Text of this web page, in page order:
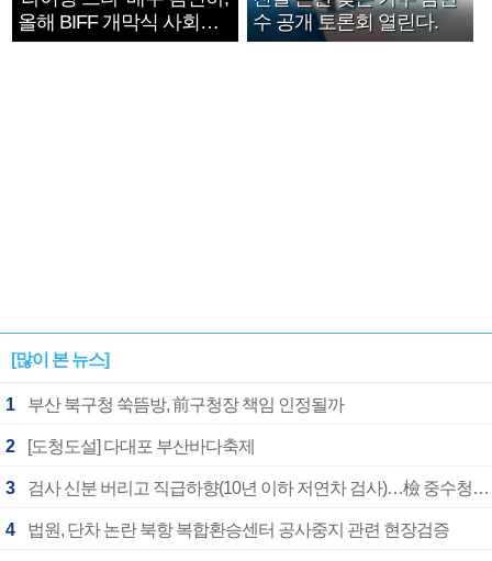
올해 BIFF 개막식 사회자
확정
수 공개 토론회 열린다.
[많이 본 뉴스]
1 부산 북구청 쑥뜸방, 前구청장 책임 인정될까
2 [도청도설] 다대포 부산바다축제
3 검사 신분 버리고 직급하향(10년 이하 저연차 검사)…檢 중수청행 기피
4 법원, 단차 논란 북항 복합환승센터 공사중지 관련 현장검증